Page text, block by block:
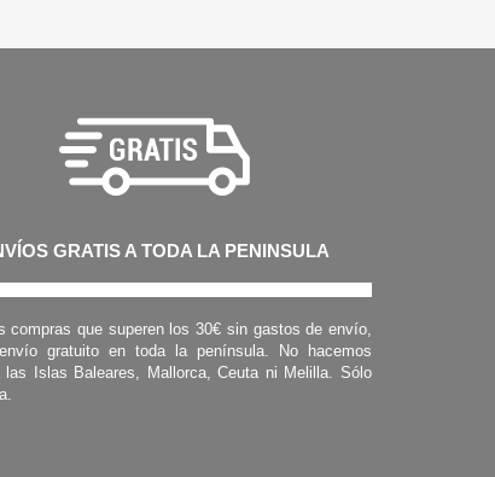
GRATIS A TODA LA PENINSULA
compras que superen los 30€ sin gastos de envío,
gratuito en toda la península. No hacemos
Islas Baleares, Mallorca, Ceuta ni Melilla. Sólo